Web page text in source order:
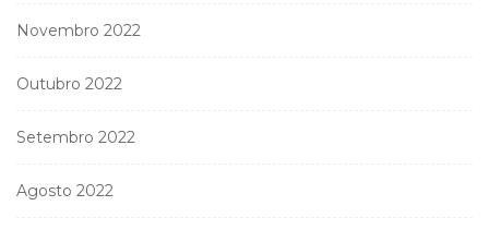
Novembro 2022
Outubro 2022
Setembro 2022
Agosto 2022